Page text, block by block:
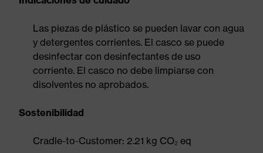
Las piezas de plástico se pueden lavar con agua
y detergentes corrientes. El casco se puede
desinfectar con desinfectantes de uso
corriente. El casco no debe limpiarse con
disolventes no aprobados.
Sostenibilidad
Cradle-to-Customer: 2.21 kg CO₂ eq